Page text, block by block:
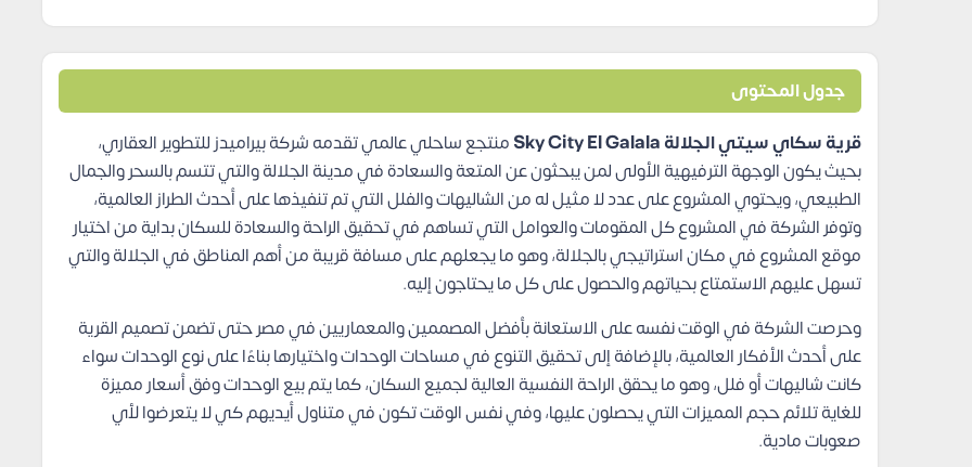
جدول المحتوى
قرية سكاي سيتي الجلالة Sky City El Galala
منتجع ساحلي عالمي تقدمه شركة بيراميدز للتطوير العقاري،
بحيث يكون الوجهة الترفيهية الأولى لمن يبحثون عن المتعة والسعادة في مدينة الجلالة والتي تتسم بالسحر والجمال
الطبيعي، ويحتوي المشروع على عدد لا مثيل له من الشاليهات والفلل التي تم تنفيذها على أحدث الطراز العالمية،
وتوفر الشركة في المشروع كل المقومات والعوامل التي تساهم في تحقيق الراحة والسعادة للسكان بداية من اختيار
موقع المشروع في مكان استراتيجي بالجلالة، وهو ما يجعلهم على مسافة قريبة من أهم المناطق في الجلالة والتي
تسهل عليهم الاستمتاع بحياتهم والحصول على كل ما يحتاجون إليه.
وحرصت الشركة في الوقت نفسه على الاستعانة بأفضل المصممين والمعماريين في مصر حتى تضمن تصميم القرية
على أحدث الأفكار العالمية، بالإضافة إلى تحقيق التنوع في مساحات الوحدات واختيارها بناءًا على نوع الوحدات سواء
كانت شاليهات أو فلل، وهو ما يحقق الراحة النفسية العالية لجميع السكان، كما يتم بيع الوحدات وفق أسعار مميزة
للغاية تلائم حجم المميزات التي يحصلون عليها، وفي نفس الوقت تكون في متناول أيديهم كي لا يتعرضوا لأي
صعوبات مادية.